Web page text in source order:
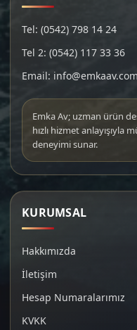
Tel: (0542) 798 14 24
Tel 2: (0542) 117 33 36
Email: info@emkaav.com
Emka Av; uzman ürün
hızlı hizmet anlayışıyla
deneyimi sunar.
KURUMSAL
Hakkımızda
İletişim
Hesap Numaralarımız
KVKK